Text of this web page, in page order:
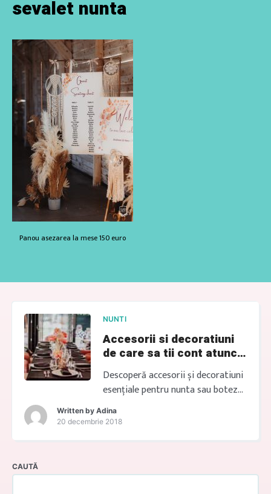
sevalet nunta
Panou asezarea la mese 150 euro
NUNTI
Accesorii si decoratiuni
de care sa tii cont atunci
cand ai nunta
Descoperă accesorii și decoratiuni
esențiale pentru nunta sau botezul
tău perfect. Echipa noastră este
aici pentru a te sprijini în
solicita oferta! Previous Next
Written by Adina
20 decembrie 2018
CAUTĂ